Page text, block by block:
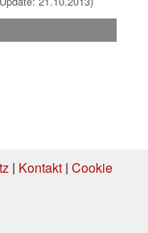
| Kontakt| Cookie